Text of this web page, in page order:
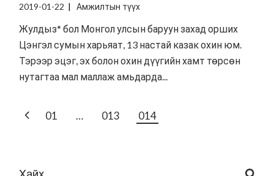
2019-01-22 Амжилтын түүх
Жулдыз* бол Монгол улсын баруун захад орших
Цэнгэл сумын харьяат, 13 настай казак охин юм.
Тэрээр эцэг, эх болон охин дүүгийн хамт төрсөн
нутагтаа мал маллаж амьдарда...
POSTS
01 … 013 014